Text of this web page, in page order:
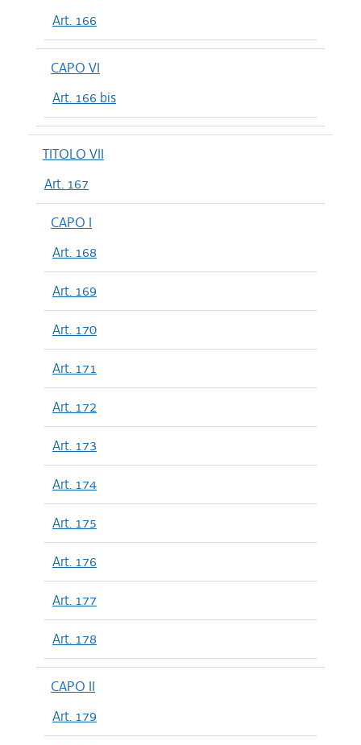
Art. 166
CAPO VI
Art. 166 bis
TITOLO VII
Art. 167
CAPO I
Art. 168
Art. 169
Art. 170
Art. 171
Art. 172
Art. 173
Art. 174
Art. 175
Art. 176
Art. 177
Art. 178
CAPO II
Art. 179